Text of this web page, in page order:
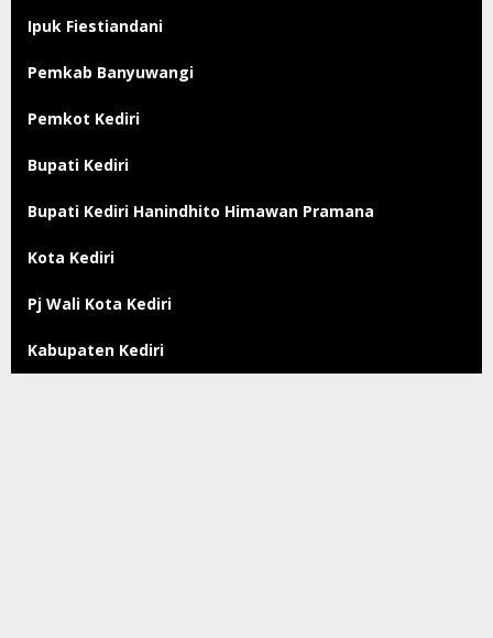
Ipuk Fiestiandani
Pemkab Banyuwangi
Pemkot Kediri
Bupati Kediri
Bupati Kediri Hanindhito Himawan Pramana
Kota Kediri
Pj Wali Kota Kediri
Kabupaten Kediri